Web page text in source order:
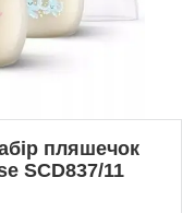
пляшечок
SCD837/11